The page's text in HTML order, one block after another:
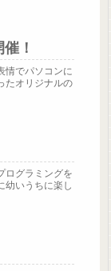
！
情でパソコンに
たオリジナルの
ログラミングを
幼いうちに楽し